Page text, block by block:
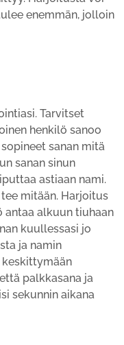
enemmän, jolloin
Tarvitset
henkilö sanoo
sanan mitä
sanan sinun
astiaan nami.
mitään. Harjoitus
antaa alkuun tiuhaan
kuullessasi jo
ja namin
palkkasana ja
sekunnin aikana